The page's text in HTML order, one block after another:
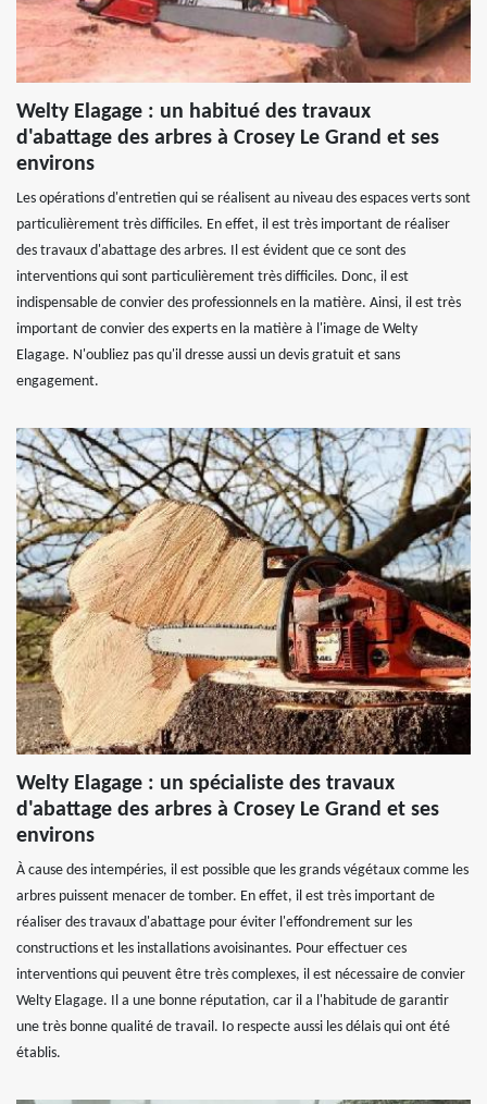
Welty Elagage : un habitué des travaux
d'abattage des arbres à Crosey Le Grand et ses
environs
Les opérations d'entretien qui se réalisent au niveau des espaces verts sont
particulièrement très difficiles. En effet, il est très important de réaliser
des travaux d'abattage des arbres. Il est évident que ce sont des
interventions qui sont particulièrement très difficiles. Donc, il est
indispensable de convier des professionnels en la matière. Ainsi, il est très
important de convier des experts en la matière à l'image de Welty
Elagage. N'oubliez pas qu'il dresse aussi un devis gratuit et sans
engagement.
Welty Elagage : un spécialiste des travaux
d'abattage des arbres à Crosey Le Grand et ses
environs
À cause des intempéries, il est possible que les grands végétaux comme les
arbres puissent menacer de tomber. En effet, il est très important de
réaliser des travaux d'abattage pour éviter l'effondrement sur les
constructions et les installations avoisinantes. Pour effectuer ces
interventions qui peuvent être très complexes, il est nécessaire de convier
Welty Elagage. Il a une bonne réputation, car il a l'habitude de garantir
une très bonne qualité de travail. Io respecte aussi les délais qui ont été
établis.